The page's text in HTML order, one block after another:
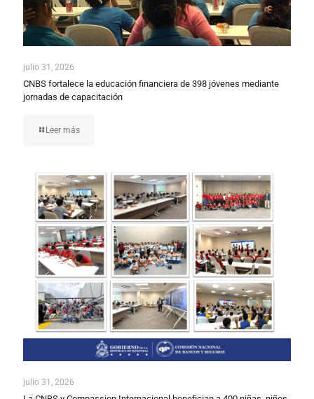
julio 31, 2026
CNBS fortalece la educación financiera de 398 jóvenes mediante
jornadas de capacitación
Leer más
julio 31, 2026